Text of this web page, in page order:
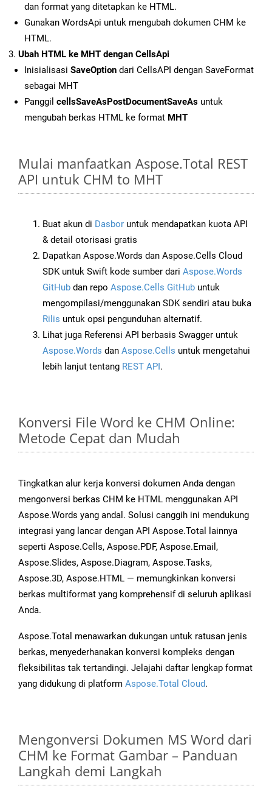
dan format yang ditetapkan ke HTML.
Gunakan WordsApi untuk mengubah dokumen CHM ke
HTML.
Ubah HTML ke MHT dengan CellsApi
Inisialisasi SaveOption dari CellsAPI dengan SaveFormat
sebagai MHT
Panggil cellsSaveAsPostDocumentSaveAs untuk
mengubah berkas HTML ke format MHT
Mulai manfaatkan Aspose.Total REST
API untuk CHM to MHT
Buat akun di Dasbor untuk mendapatkan kuota API
& detail otorisasi gratis
Dapatkan Aspose.Words dan Aspose.Cells Cloud
SDK untuk Swift kode sumber dari Aspose.Words
GitHub dan repo Aspose.Cells GitHub untuk
mengompilasi/menggunakan SDK sendiri atau buka
Rilis untuk opsi pengunduhan alternatif.
Lihat juga Referensi API berbasis Swagger untuk
Aspose.Words dan Aspose.Cells untuk mengetahui
lebih lanjut tentang REST API.
Konversi File Word ke CHM Online:
Metode Cepat dan Mudah
Tingkatkan alur kerja konversi dokumen Anda dengan
mengonversi berkas CHM ke HTML menggunakan API
Aspose.Words yang andal. Solusi canggih ini mendukung
integrasi yang lancar dengan API Aspose.Total lainnya
seperti Aspose.Cells, Aspose.PDF, Aspose.Email,
Aspose.Slides, Aspose.Diagram, Aspose.Tasks,
Aspose.3D, Aspose.HTML — memungkinkan konversi
berkas multiformat yang komprehensif di seluruh aplikasi
Anda.
Aspose.Total menawarkan dukungan untuk ratusan jenis
berkas, menyederhanakan konversi kompleks dengan
fleksibilitas tak tertandingi. Jelajahi daftar lengkap format
yang didukung di platform Aspose.Total Cloud.
Mengonversi Dokumen MS Word dari
CHM ke Format Gambar – Panduan
Langkah demi Langkah